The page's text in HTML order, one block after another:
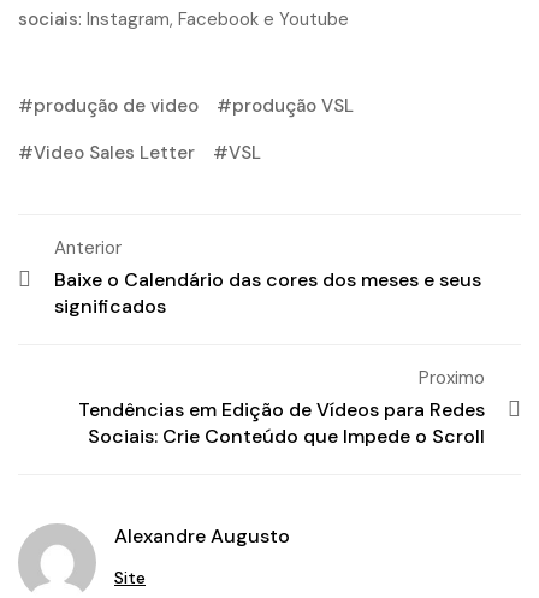
sociais: Instagram, Facebook e Youtube
produção de video
produção VSL
Video Sales Letter
VSL
Anterior
Baixe o Calendário das cores dos meses e seus
significados
Proximo
Tendências em Edição de Vídeos para Redes
Sociais: Crie Conteúdo que Impede o Scroll
Alexandre Augusto
Site